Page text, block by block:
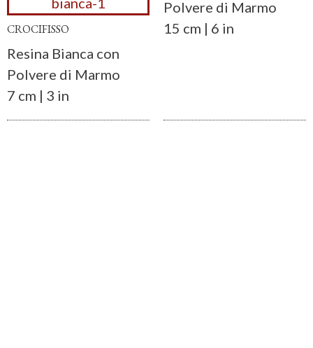
CROCIFISSO
Resina Bianca con
Polvere di Marmo
7 cm | 3 in
Polvere di Marmo
15 cm | 6 in